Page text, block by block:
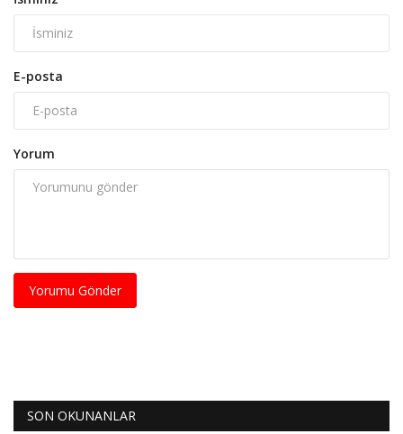
E-posta
Yorum
Yorumu Gönder
SON OKUNANLAR